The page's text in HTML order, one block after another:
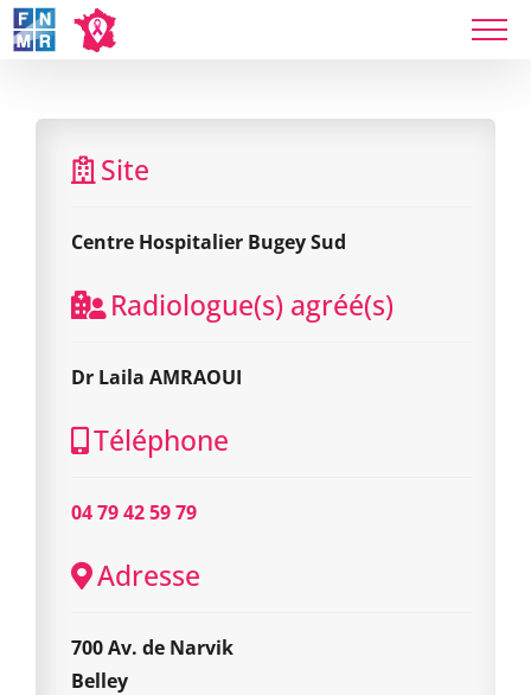
Skip
to
Site
Centre Hospitalier Bugey Sud
Radiologue(s) agréé(s)
Dr Laila AMRAOUI
Téléphone
04 79 42 59 79
Adresse
700 Av. de Narvik
Belley